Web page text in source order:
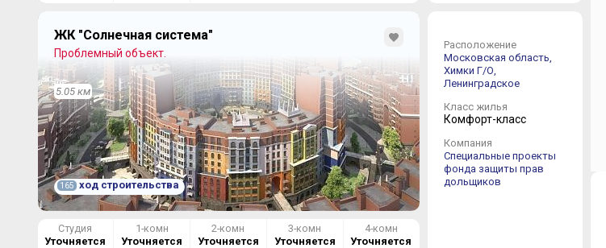
ЖК "Солнечная система"
Проблемный объект.
5.05 км
165 ход строительства
Студия
Уточняется
1-комн
Уточняется
2-комн
Уточняется
3-комн
Уточняется
4-комн
Уточняется
Расположение
Московская область,
Химки Г/О,
Ленинградское
Класс жилья
Комфорт-класс
Компания
Специальные проекты
фонда защиты прав
дольщиков